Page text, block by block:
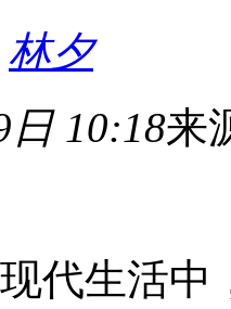
林夕
日 10:18来
代生活中